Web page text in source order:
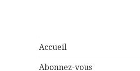
Accueil
Abonnez-vous